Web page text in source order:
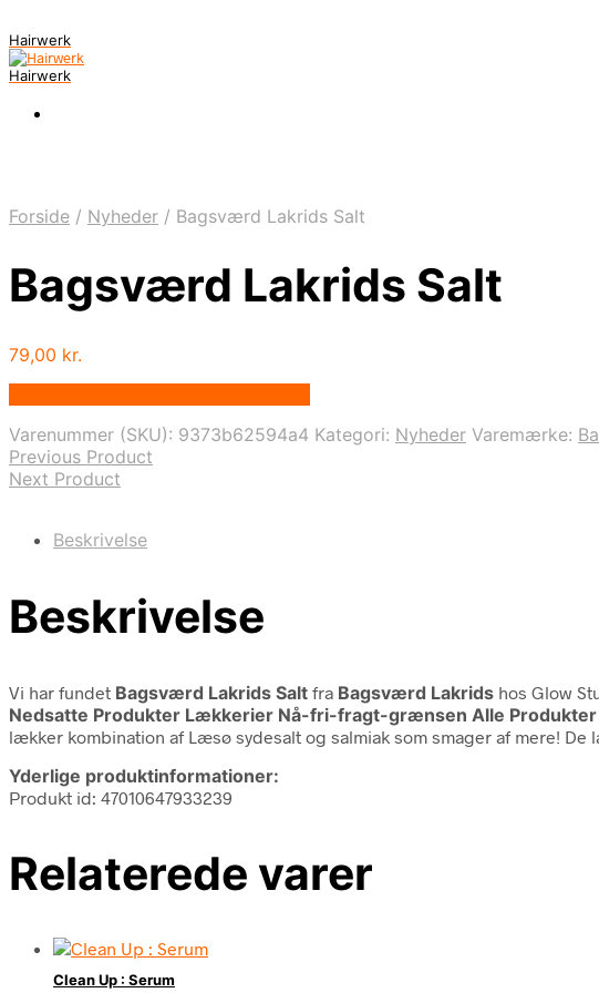
Hairwerk
Hairwerk
Forside / Nyheder / Bagsværd Lakrids Salt
Bagsværd Lakrids Salt
79,00 kr.
Varenummer (SKU): 9373b62594a4 Kategori: Nyheder Varemærke:
Previous Product
Next Product
Beskrivelse
Beskrivelse
Vi har fundet Bagsværd Lakrids Salt fra Bagsværd Lakrids hos Glow
Nedsatte Produkter Lækkerier Nå-fri-fragt-grænsen Alle Produkter
lækker kombination af Læsø sydesalt og salmiak som smager af mere!
Yderlige produktinformationer:
Produkt id: 47010647933239
Relaterede varer
Clean Up : Serum